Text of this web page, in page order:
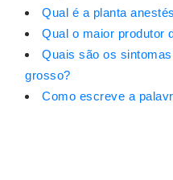
Qual é a planta
Qual o maior produtor
Quais são os
grosso?
Como escreve a